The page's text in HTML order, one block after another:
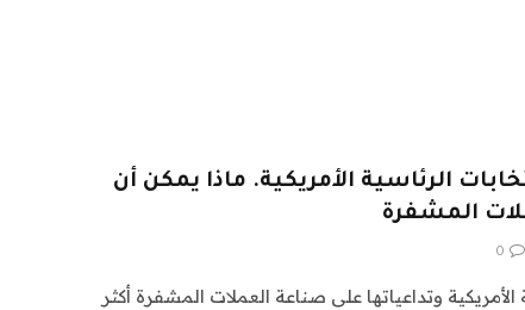
الرئاسية الأمريكية. ماذا يمكن أن
المشفرة
0
وتداعياتها على صناعة العملات المشفرة أكثر